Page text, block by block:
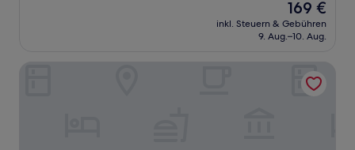
Der
Preis
beträgt
169 €
inkl. Steuern & Gebühren
9. Aug.–10. Aug.